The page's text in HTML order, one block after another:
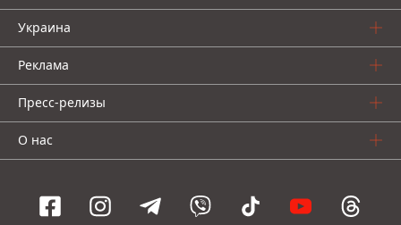
Украина
Реклама
Пресс-релизы
О нас